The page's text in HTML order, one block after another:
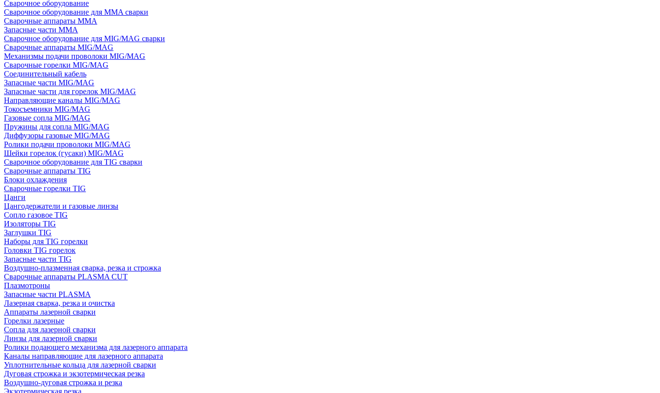
Сварочное оборудование
Сварочное оборудование для MMA сварки
Сварочные аппараты MMA
Запасные части MMA
Сварочное оборудование для MIG/MAG сварки
Сварочные аппараты MIG/MAG
Механизмы подачи проволоки MIG/MAG
Сварочные горелки MIG/MAG
Соединительный кабель
Запасные части MIG/MAG
Запасные части для горелок MIG/MAG
Направляющие каналы MIG/MAG
Токосъемники MIG/MAG
Газовые сопла MIG/MAG
Пружины для сопла MIG/MAG
Диффузоры газовые MIG/MAG
Ролики подачи проволоки MIG/MAG
Шейки горелок (гусаки) MIG/MAG
Сварочное оборудование для TIG сварки
Сварочные аппараты TIG
Блоки охлаждения
Сварочные горелки TIG
Цанги
Цангодержатели и газовые линзы
Сопло газовое TIG
Изоляторы TIG
Заглушки TIG
Наборы для TIG горелки
Головки TIG горелок
Запасные части TIG
Воздушно-плазменная сварка, резка и строжка
Сварочные аппараты PLASMA CUT
Плазмотроны
Запасные части PLASMA
Лазерная сварка, резка и очистка
Аппараты лазерной сварки
Горелки лазерные
Сопла для лазерной сварки
Линзы для лазерной сварки
Ролики подающего механизма для лазерного аппарата
Каналы направляющие для лазерного аппарата
Уплотнительные кольца для лазерной сварки
Дуговая строжка и экзотермическая резка
Воздушно-дуговая строжка и резка
Экзотермическая резка